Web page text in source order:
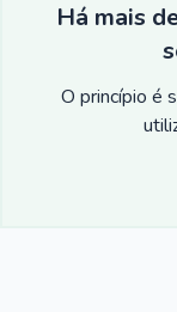
Há mais
O princípio é